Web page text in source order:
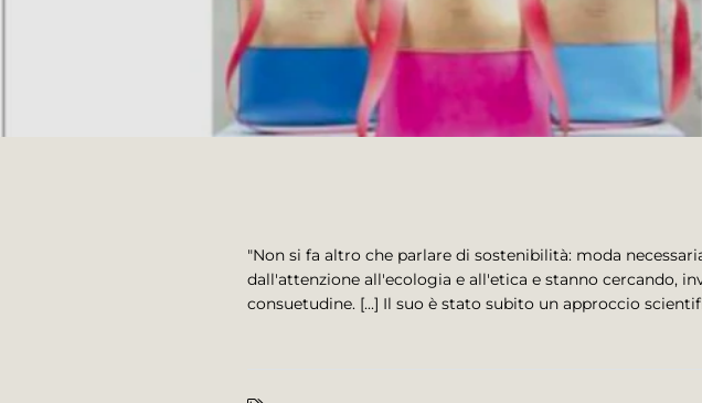
"Non si fa altro che parlare di sostenibilità: moda
dall'attenzione all'ecologia e all'etica e stanno cercando,
consuetudine. [...] Il suo è stato subito un approccio